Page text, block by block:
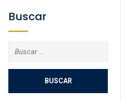
Buscar
Buscar: